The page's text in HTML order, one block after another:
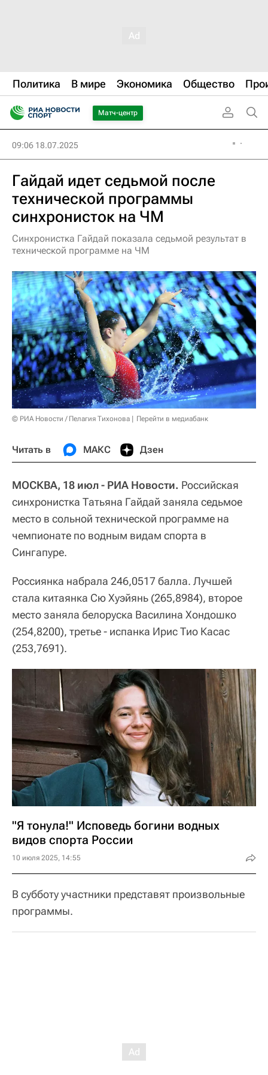
Политика В мире Экономика Общество
Матч-центр
09:06 18.07.2025
Гайдай идет седьмой после
технической программы
синхронисток на ЧМ
Синхронистка Гайдай показала седьмой результат в
технической программе на ЧМ
© РИА Новости / Пелагия Тихонова Перейти в медиабанк
Читать в МАКС Дзен
МОСКВА, 18 июл - РИА Новости. Российская
синхронистка Татьяна Гайдай заняла седьмое
место в сольной технической программе на
чемпионате по водным видам спорта в
Сингапуре.
Россиянка набрала 246,0517 балла. Лучшей
стала китаянка Сю Хуэйянь (265,8984), второе
место заняла белоруска Василина Хондошко
(254,8200), третье - испанка Ирис Тио Касас
(253,7691).
"Я тонула!" Исповедь богини водных
видов спорта России
10 июля 2025, 14:55
В субботу участники представят произвольные
программы.